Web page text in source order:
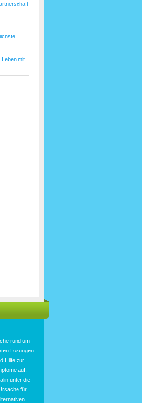
Leben mit
rund um
Lösungen
Hilfe zur
auf.
unter die
für